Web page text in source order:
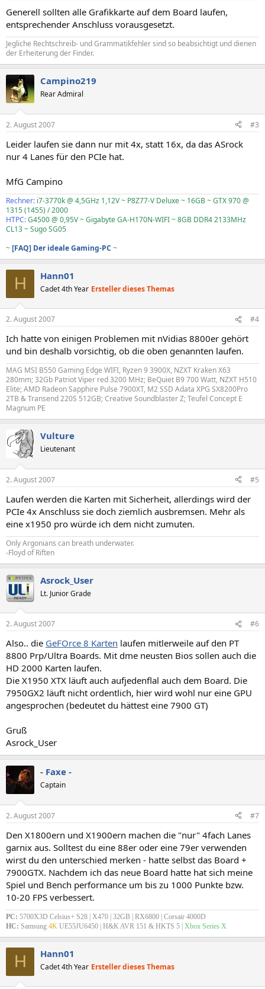
Generell sollten alle Grafikkarte auf dem Board laufen,
entsprechender Anschluss vorausgesetzt.
Jegliche Rechtschreib- und Grammatikfehler sind so beabsichtigt und dienen
der Erheiterung der Finder.
Campino219
Rear Admiral
2. August 2007 #3
Leider laufen sie dann nur mit 4x, statt 16x, da das ASrock
nur 4 Lanes für den PCIe hat.
MfG Campino
Rechner: i7-3770k @ 4,5GHz 1,12V ~ P8Z77-V Deluxe ~ 16GB ~ GTX 970 @
1315 (1455) / 2000
HTPC:G4500 @ 0,95V ~ Gigabyte GA-H170N-WIFI ~ 8GB DDR4 2133MHz
CL13 ~ Sugo SG05
~[FAQ] Der ideale Gaming-PC ~
H Hann01
Cadet 4th Year Ersteller dieses Themas
2. August 2007 #4
Ich hatte von einigen Problemen mit nVidias 8800er gehört
und bin deshalb vorsichtig, ob die oben genannten laufen.
MAG MSI B550 Gaming Edge WIFI, Ryzen 9 3900X, NZXT Kraken X63
280mm; 32Gb Patriot Viper red 3200 MHz; BeQuiet B9 700 Watt, NZXT H510
Elite; AMD Radeon Sapphire Pulse 7900XT, M2 SSD Adata XPG SX8200Pro
2TB & Transend 220S 512GB; Creative Soundblaster Z; Teufel Concept E
Magnum PE
Vulture
Lieutenant
2. August 2007 #5
Laufen werden die Karten mit Sicherheit, allerdings wird der
PCIe 4x Anschluss sie doch ziemlich ausbremsen. Mehr als
eine x1950 pro würde ich dem nicht zumuten.
Only Argonians can breath underwater.
-Floyd of Riften
Asrock_User
Lt. Junior Grade
2. August 2007 #6
Also.. die GeFOrce 8 Karten laufen mitlerweile auf den PT
8800 Prp/Ultra Boards. Mit dme neusten Bios sollen auch die
HD 2000 Karten laufen.
Die X1950 XTX läuft auch aufjedenflal auch dem Board. Die
7950GX2 läuft nicht ordentlich, hier wird wohl nur eine GPU
angesprochen (bedeutet du hättest eine 7900 GT)
Gruß
Asrock_User
- Faxe -
Captain
2. August 2007 #7
Den X1800ern und X1900ern machen die "nur" 4fach Lanes
garnix aus. Solltest du eine 88er oder eine 79er verwenden
wirst du den unterschied merken - hatte selbst das Board +
7900GTX. Nachdem ich das neue Board hatte hat sich meine
Spiel und Bench performance um bis zu 1000 Punkte bzw.
10-20 FPS verbessert.
PC: 5700X3D Celsius+ S28 | X470 | 32GB | RX6800 | Corsair 4000D
HC: Samsung 4K UE55JU6450 | H&K AVR 151 & HKTS 5 | Xbox Series X
H Hann01
Cadet 4th Year Ersteller dieses Themas